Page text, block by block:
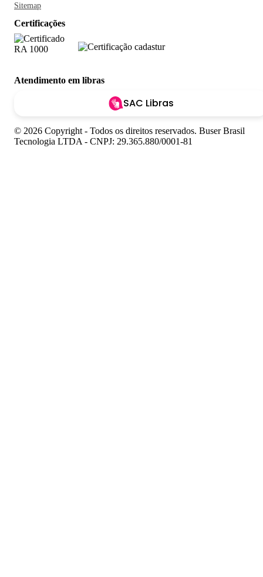
Sitemap
Certificações
Atendimento em libras
SAC Libras
© 2026 Copyright - Todos os direitos reservados. Buser Brasil
Tecnologia LTDA - CNPJ: 29.365.880/0001-81